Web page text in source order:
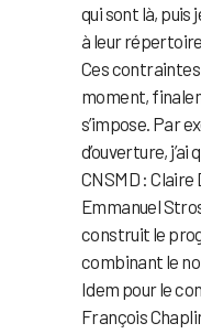
qui sont là, puis
à leur
Ces contraintes
moment,
s’impose. Par
d’ouverture,
CNSMD :
Emmanuel
construit le
combinant le
Idem pour le
François